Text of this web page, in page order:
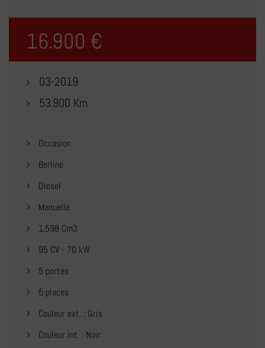
16.900 €
03-2019
53.900 Km
Occasion
Berline
Diesel
Manuelle
1.598 Cm3
95 CV - 70 kW
5 portes
5 places
Couleur ext. : Gris
Couleur int. : Noir